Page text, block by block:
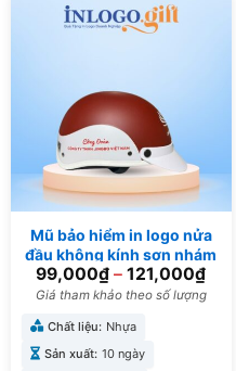
Mũ bảo hiểm in logo nửa
đầu không kính sơn nhám
màu đỏ và trắng MBH-01
99,000₫ –121,000₫
Giá tham khảo theo số lượng
Chất liệu: Nhựa
Sản xuất: 10 ngày